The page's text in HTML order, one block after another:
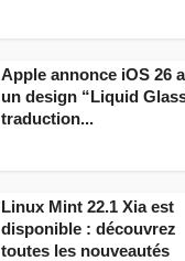
Apple annonce iOS 26
un design “Liquid
traduction...
Linux Mint 22.1 Xia est
disponible : découvrez
toutes les nouveautés